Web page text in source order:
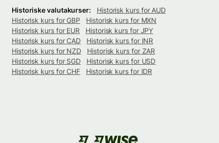
Historiske valutakurser:
Historisk kurs for AUD
Historisk kurs for GBP
Historisk kurs for MXN
Historisk kurs for EUR
Historisk kurs for JPY
Historisk kurs for CAD
Historisk kurs for INR
Historisk kurs for NZD
Historisk kurs for ZAR
Historisk kurs for SGD
Historisk kurs for USD
Historisk kurs for CHF
Historisk kurs for IDR